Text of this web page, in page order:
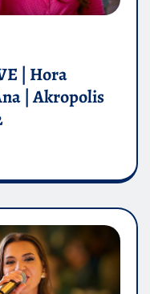
| Hora
| Akropolis